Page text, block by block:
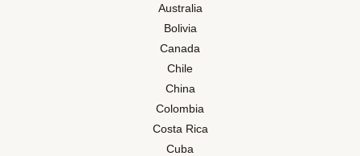
Australia
Bolivia
Canada
Chile
China
Colombia
Costa Rica
Cuba